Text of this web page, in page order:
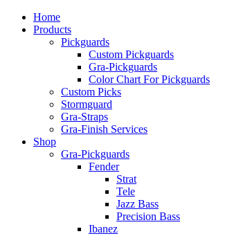
Home
Products
Pickguards
Custom Pickguards
Gra-Pickguards
Color Chart For Pickguards
Custom Picks
Stormguard
Gra-Straps
Gra-Finish Services
Shop
Gra-Pickguards
Fender
Strat
Tele
Jazz Bass
Precision Bass
Ibanez